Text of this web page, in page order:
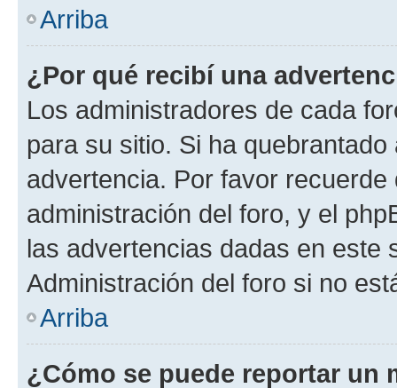
Arriba
¿Por qué recibí una
Los administradores de cada
para su sitio. Si ha
advertencia. Por favor
administración del foro, y el
las advertencias dadas en este
Administración del foro si no
Arriba
¿Cómo se puede reportar un